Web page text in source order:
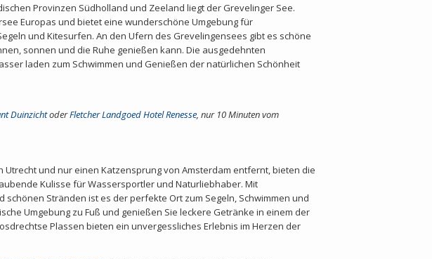
Provinzen Südholland und Zeeland liegt der Grevelinger See.
Europas und bietet eine wunderschöne Umgebung für
und Kitesurfen. An den Ufern des Grevelingensees gibt es schöne
sonnen und die Ruhe genießen kann. Die ausgedehnten
laden zum Schwimmen und Genießen der natürlichen Schönheit
DuinzichtoderFletcher Landgoed Hotel Renesse, nur 10 Minuten vom
und nur einen Katzensprung von Amsterdam entfernt, bieten die
Kulisse für Wassersportler und Naturliebhaber. Mit
schönen Stränden ist es der perfekte Ort zum Segeln, Schwimmen und
Umgebung zu Fuß und genießen Sie leckere Getränke in einem der
Plassen bieten ein unvergessliches Erlebnis im Herzen der